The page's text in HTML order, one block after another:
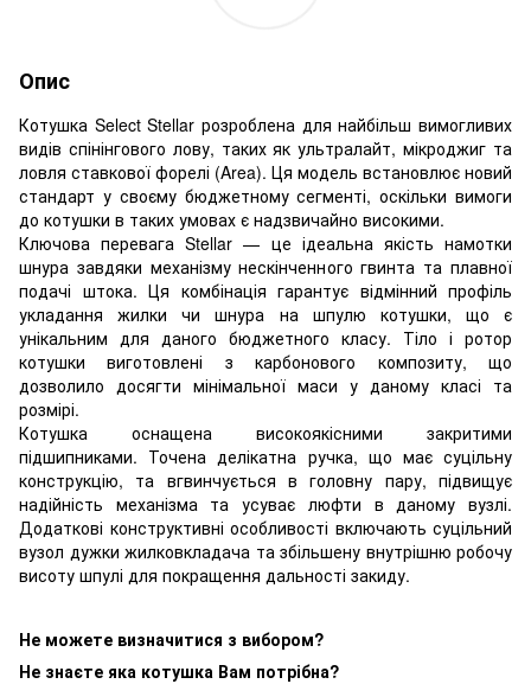
Опис
Котушка Select Stellar розроблена для найбільш вимогливих
видів спінінгового лову, таких як ультралайт, мікроджиг та
ловля ставкової форелі (Area). Ця модель встановлює новий
стандарт у своєму бюджетному сегменті, оскільки вимоги
до котушки в таких умовах є надзвичайно високими.
Ключова перевага Stellar — це ідеальна якість намотки
шнура завдяки механізму нескінченного гвинта та плавної
подачі штока. Ця комбінація гарантує відмінний профіль
укладання жилки чи шнура на шпулю котушки, що є
унікальним для даного бюджетного класу. Тіло і ротор
котушки виготовлені з карбонового композиту, що
дозволило досягти мінімальної маси у даному класі та
розмірі.
Котушка оснащена високоякісними закритими
підшипниками. Точена делікатна ручка, що має суцільну
конструкцію, та вгвинчується в головну пару, підвищує
надійність механізма та усуває люфти в даному вузлі.
Додаткові конструктивні особливості включають суцільний
вузол дужки жилковкладача та збільшену внутрішню робочу
висоту шпулі для покращення дальності закиду.
Не можете визначитися з вибором?
Не знаєте яка котушка Вам потрібна?